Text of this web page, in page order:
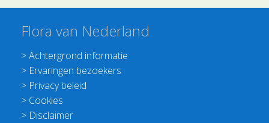
Flora van Nederland
>Achtergrond informatie
> Ervaringen bezoekers
> Privacy beleid
> Cookies
> Disclaimer